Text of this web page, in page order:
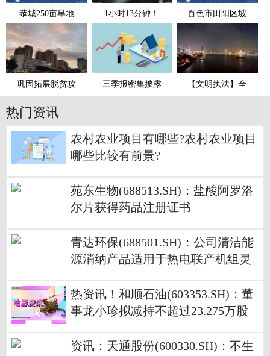
恭城250亩旱地 1小时13分钟！ 百色市田阳区坡
巩固拓展脱贫攻 三季报密集披露 【文明执法】全
热门资讯
农村农业项目有哪些?农村农业项目
哪些比较有前景?
苑东生物(688513.SH)：盐酸阿罗洛
尔片获得药品注册证书
青达环保(688501.SH)：公司清洁能
源消纳产品适用于热电联产机组灵
热资讯！和顺石油(603353.SH)：董
事龙小珍拟减持不超过23.275万股
资讯：天通股份(600330.SH)：不生